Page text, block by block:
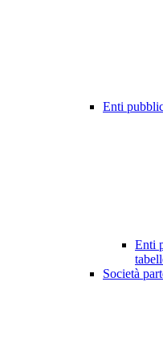
Enti
Enti
Società